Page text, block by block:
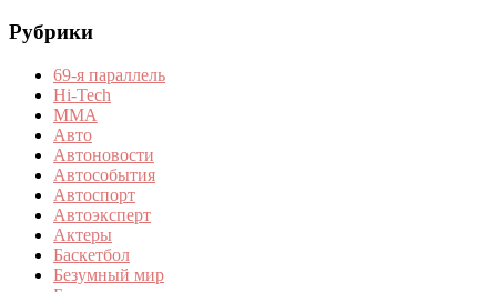
Рубрики
69-я параллель
Hi-Tech
MMA
Авто
Автоновости
Автособытия
Автоспорт
Автоэксперт
Актеры
Баскетбол
Безумный мир